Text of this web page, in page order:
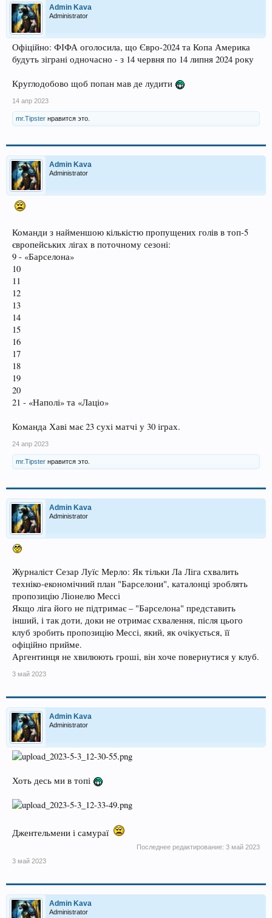
Admin Kava
Administrator
Офіційно: ФІФА оголосила, що Євро-2024 та Копа Америка
будуть зіграні одночасно - з 14 червня по 14 липня 2024 року
Круглодобово щоб попан мав де лудити
14 апр 2023
mr.Tipster нравится это.
Admin Kava
Administrator
Команди з найменшою кількістю пропущених голів в топ-5
європейських лігах в поточному сезоні:
9 - «Барселона»
10
11
12
13
14
15
16
17
18
19
20
21 - «Наполі» та «Лаціо»
Команда Хаві має 23 сухі матчі у 30 іграх.
24 апр 2023
mr.Tipster нравится это.
Admin Kava
Administrator
Журналіст Сезар Луїс Мерло: Як тільки Ла Ліга схвалить
техніко-економічний план "Барселони", каталонці зроблять
пропозицію Ліонелю Мессі
Якщо ліга його не підтримає – "Барселона" представить
інший, і так доти, доки не отримає схвалення, після цього
клуб зробить пропозицію Мессі, який, як очікується, її
офіційно прийме.
Аргентинця не хвилюють гроші, він хоче повернутися у клуб.
3 май 2023
Admin Kava
Administrator
Хоть десь ми в топі
Джентельмени і самураї
Последнее редактирование: 3 май 2023
3 май 2023
Admin Kava
Administrator